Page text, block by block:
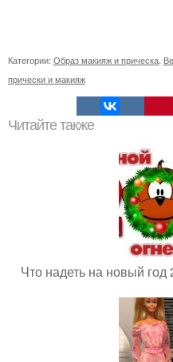
Категории: Образ макияж и прическа
прически и макияж
Читайте также
Что надеть на новый